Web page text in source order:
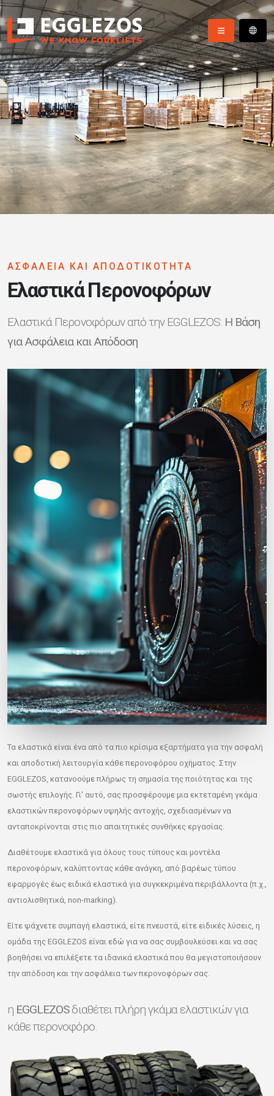
ΑΣΦΑΛΕΙΑ ΚΑΙ ΑΠΟΔΟΤΙΚΟΤΗΤΑ
Ελαστικά Περονοφόρων
Ελαστικά Περονοφόρων από την EGGLEZOS: Η Βάση
για Ασφάλεια και Απόδοση
Τα ελαστικά είναι ένα από τα πιο κρίσιμα εξαρτήματα για την ασφαλή
και αποδοτική λειτουργία κάθε περονοφόρου οχήματος. Στην
EGGLEZOS, κατανοούμε πλήρως τη σημασία της ποιότητας και της
σωστής επιλογής. Γι' αυτό, σας προσφέρουμε μια εκτεταμένη γκάμα
ελαστικών περονοφόρων υψηλής αντοχής, σχεδιασμένων να
ανταποκρίνονται στις πιο απαιτητικές συνθήκες εργασίας.
Διαθέτουμε ελαστικά για όλους τους τύπους και μοντέλα
περονοφόρων, καλύπτοντας κάθε ανάγκη, από βαρέως τύπου
εφαρμογές έως ειδικά ελαστικά για συγκεκριμένα περιβάλλοντα (π.χ.,
αντιολισθητικά, non-marking).
Είτε ψάχνετε συμπαγή ελαστικά, είτε πνευστά, είτε ειδικές λύσεις, η
ομάδα της EGGLEZOS είναι εδώ για να σας συμβουλεύσει και να σας
βοηθήσει να επιλέξετε τα ιδανικά ελαστικά που θα μεγιστοποιήσουν
την απόδοση και την ασφάλεια των περονοφόρων σας.
η EGGLEZOSδιαθέτει πλήρη γκάμα ελαστικών για
κάθε περονοφόρο.